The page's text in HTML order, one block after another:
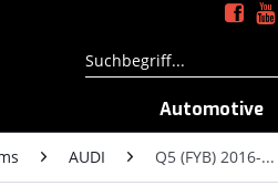
Automotive
AUDI Q5 (FYB) 2016-...